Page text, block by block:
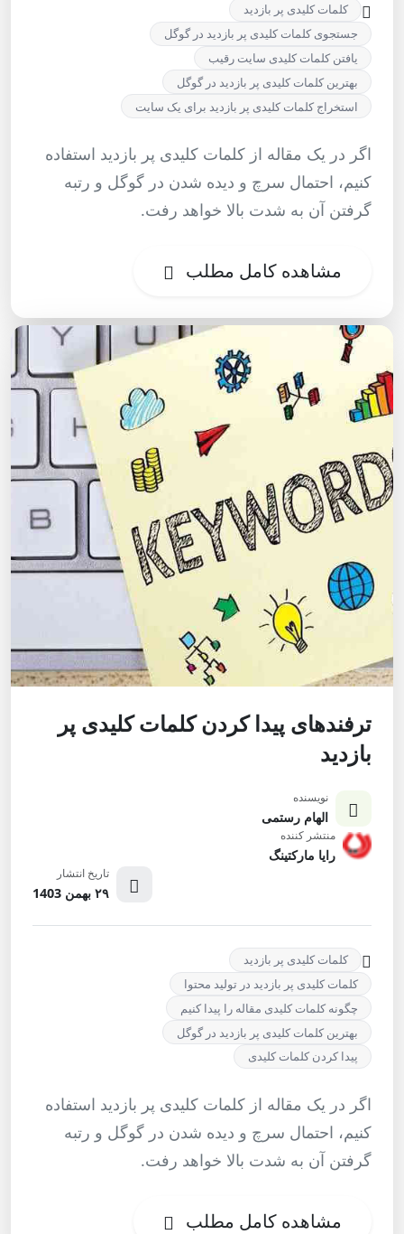
کلمات کلیدی پر بازدید
جستجوی کلمات کلیدی پر بازدید در گوگل
یافتن کلمات کلیدی سایت رقیب
بهترین کلمات کلیدی پر بازدید در گوگل
استخراج کلمات کلیدی پر بازدید برای یک سایت
اگر در یک مقاله از کلمات کلیدی پر بازدید استفاده
کنیم، احتمال سرچ و دیده شدن در گوگل و رتبه
گرفتن آن به شدت بالا خواهد رفت.
مشاهده کامل مطلب
ترفندهای پیدا کردن کلمات کلیدی پر
بازدید
نویسنده
الهام رستمی
منتشر کننده
رایا مارکتینگ
تاریخ انتشار
۲۹ بهمن 1403
کلمات کلیدی پر بازدید
کلمات کلیدی پر بازدید در تولید محتوا
چگونه کلمات کلیدی مقاله را پیدا کنیم
بهترین کلمات کلیدی پر بازدید در گوگل
پیدا کردن کلمات کلیدی
اگر در یک مقاله از کلمات کلیدی پر بازدید استفاده
کنیم، احتمال سرچ و دیده شدن در گوگل و رتبه
گرفتن آن به شدت بالا خواهد رفت.
مشاهده کامل مطلب